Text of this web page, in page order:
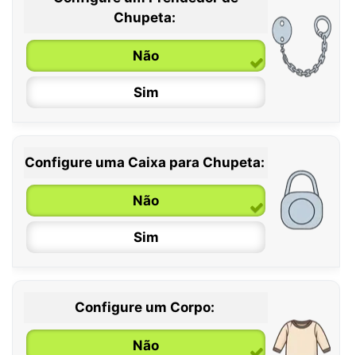
0 / 6 meses
6 / 36 meses
Chupeta:
Não
Sim
Configure uma Caixa para Chupeta:
Não
Sim
Configure um Corpo:
Não